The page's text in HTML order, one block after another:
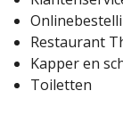
Restaurant
Kapper en
Toiletten